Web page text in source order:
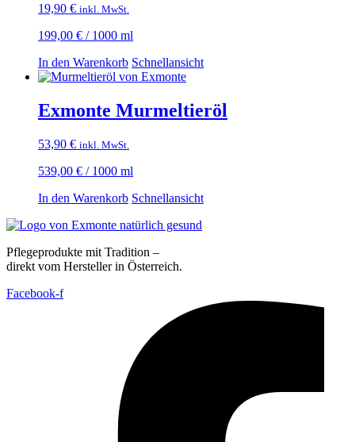
19,90 € inkl. MwSt.
199,00 € / 1000 ml
In den Warenkorb Schnellansicht
Exmonte Murmeltieröl
53,90 € inkl. MwSt.
539,00 € / 1000 ml
In den Warenkorb Schnellansicht
Pflegeprodukte mit Tradition –
direkt vom Hersteller in Österreich.
Facebook-f